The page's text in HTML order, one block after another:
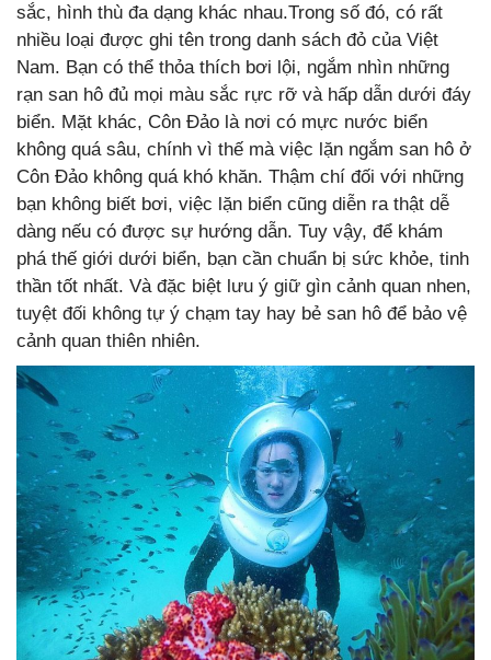
sắc, hình thù đa dạng khác nhau.Trong số đó, có rất
nhiều loại được ghi tên trong danh sách đỏ của Việt
Nam. Bạn có thể thỏa thích bơi lội, ngắm nhìn những
rạn san hô đủ mọi màu sắc rực rỡ và hấp dẫn dưới đáy
biển. Mặt khác, Côn Đảo là nơi có mực nước biển
không quá sâu, chính vì thế mà việc lặn ngắm san hô ở
Côn Đảo không quá khó khăn. Thậm chí đối với những
bạn không biết bơi, việc lặn biển cũng diễn ra thật dễ
dàng nếu có được sự hướng dẫn. Tuy vậy, để khám
phá thế giới dưới biển, bạn cần chuẩn bị sức khỏe, tinh
thần tốt nhất. Và đặc biệt lưu ý giữ gìn cảnh quan nhen,
tuyệt đối không tự ý chạm tay hay bẻ san hô để bảo vệ
cảnh quan thiên nhiên.